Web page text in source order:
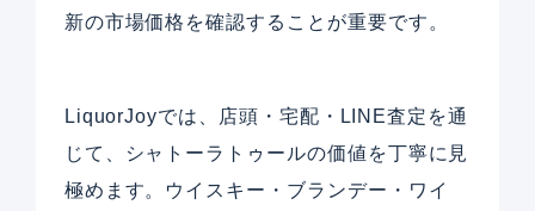
新の市場価格を確認することが重要です。
LiquorJoyでは、店頭・宅配・LINE査定を通
じて、シャトーラトゥールの価値を丁寧に見
極めます。ウイスキー・ブランデー・ワイ